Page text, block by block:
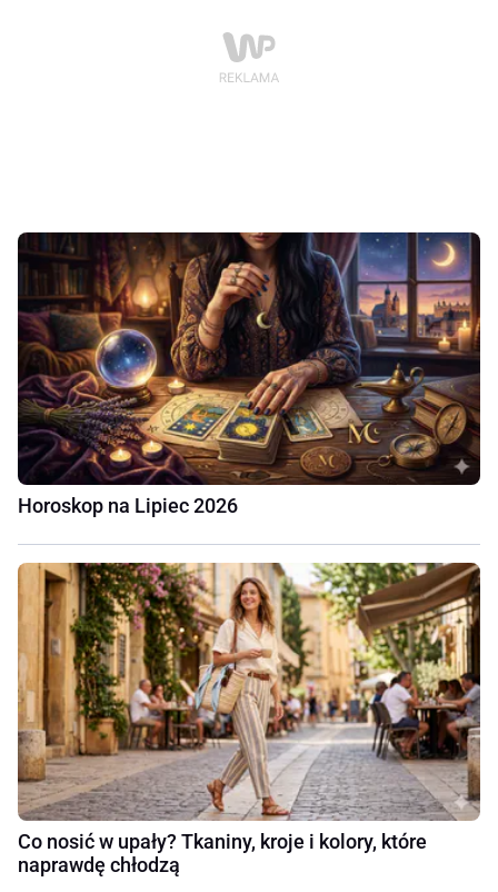
Horoskop na Lipiec 2026
Co nosić w upały? Tkaniny, kroje i kolory, które
naprawdę chłodzą